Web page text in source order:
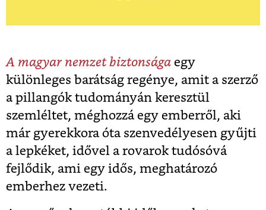
A magyar nemzet biztonsága egy
különleges barátság regénye, amit a szerző
a pillangók tudományán keresztül
szemléltet, méghozzá egy emberről, aki
már gyerekkora óta szenvedélyesen gyűjti
a lepkéket, idővel a rovarok tudósóvá
fejlődik, ami egy idős, meghatározó
emberhez vezeti.